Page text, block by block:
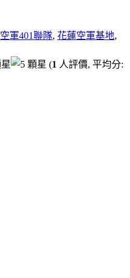
空軍401聯隊, 花蓮空軍基地,
(1 人評價, 平均分: